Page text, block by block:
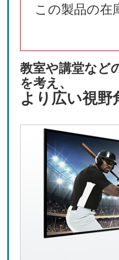
この製品の在
教室や講堂など
を考え、
より広い視